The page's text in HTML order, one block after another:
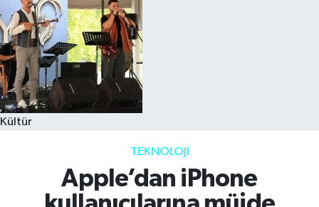
Kültür
TEKNOLOJI
Apple’dan iPhone